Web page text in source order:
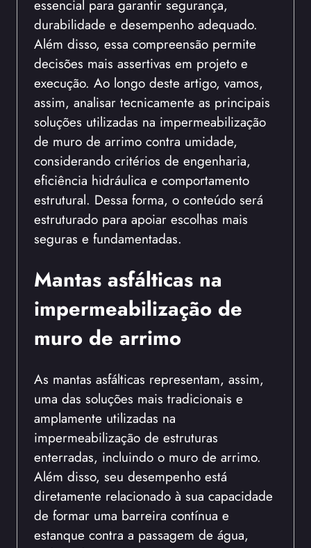
essencial para garantir segurança,
durabilidade e desempenho adequado.
Além disso, essa compreensão permite
decisões mais assertivas em projeto e
execução. Ao longo deste artigo, vamos,
assim, analisar tecnicamente as principais
soluções utilizadas na impermeabilização
de muro de arrimo contra umidade,
considerando critérios de engenharia,
eficiência hidráulica e comportamento
estrutural. Dessa forma, o conteúdo será
estruturado para apoiar escolhas mais
seguras e fundamentadas.
Mantas asfálticas na
impermeabilização de
muro de arrimo
As mantas asfálticas representam, assim,
uma das soluções mais tradicionais e
amplamente utilizadas na
impermeabilização de estruturas
enterradas, incluindo o muro de arrimo.
Além disso, seu desempenho está
diretamente relacionado à sua capacidade
de formar uma barreira contínua e
estanque contra a passagem de água,